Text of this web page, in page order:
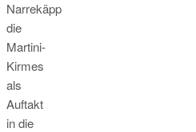
Narrekäpp
die
Martini-
Kirmes
als
Auftakt
in die